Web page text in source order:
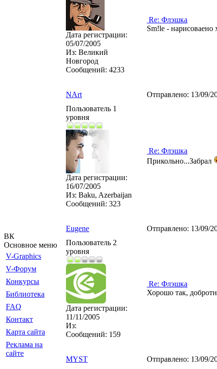
ВК
Основное меню
V-Graphics
V-Форум
Конкурсы
Библиотека
FAQ
Контакт
Карта сайта
Реклама на
сайте
Дата регистрации:
05/07/2005
Из: Великий
Новгород
Сообщений: 4233
Re: Флэшка
Sm!le - нарисоваено
NArt Отправлено: 13/09/
Пользователь 1
уровня
Дата регистрации:
16/07/2005
Из: Baku, Azerbaijan
Сообщений: 323
Re: Флэшка
Прикольно...Забрал
Eugene Отправлено: 13/09/
Пользователь 2
уровня
Дата регистрации:
11/11/2005
Из:
Сообщений: 159
Re: Флэшка
Хорошо так,
MYST Отправлено: 13/09/